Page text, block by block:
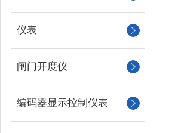
仪表
闸门开度仪
编码器显示控制仪表